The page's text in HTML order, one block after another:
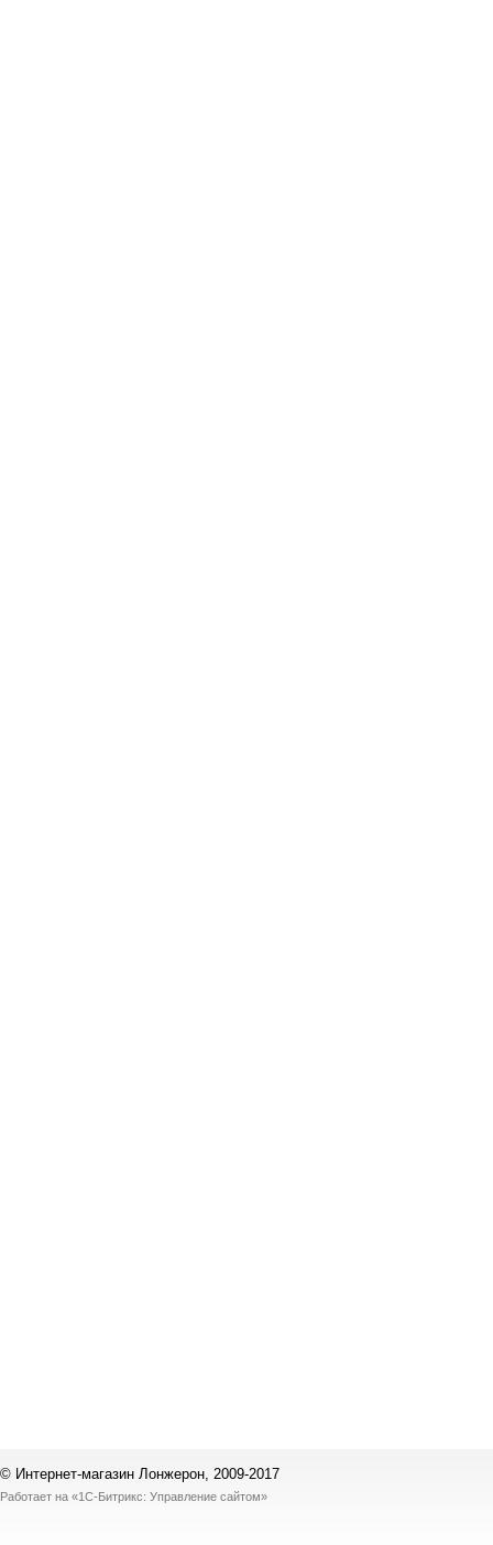
© Интернет-магазин Лонжерон, 2009-2017
Работает на «1С-Битрикс: Управление сайтом»